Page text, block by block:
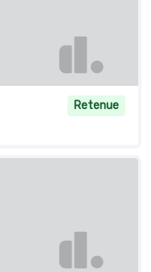
Retenue